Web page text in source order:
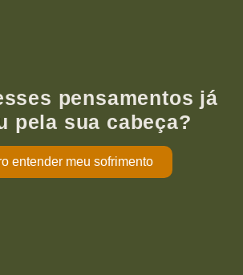
pensamentos já
pela sua cabeça?
entender meu sofrimento